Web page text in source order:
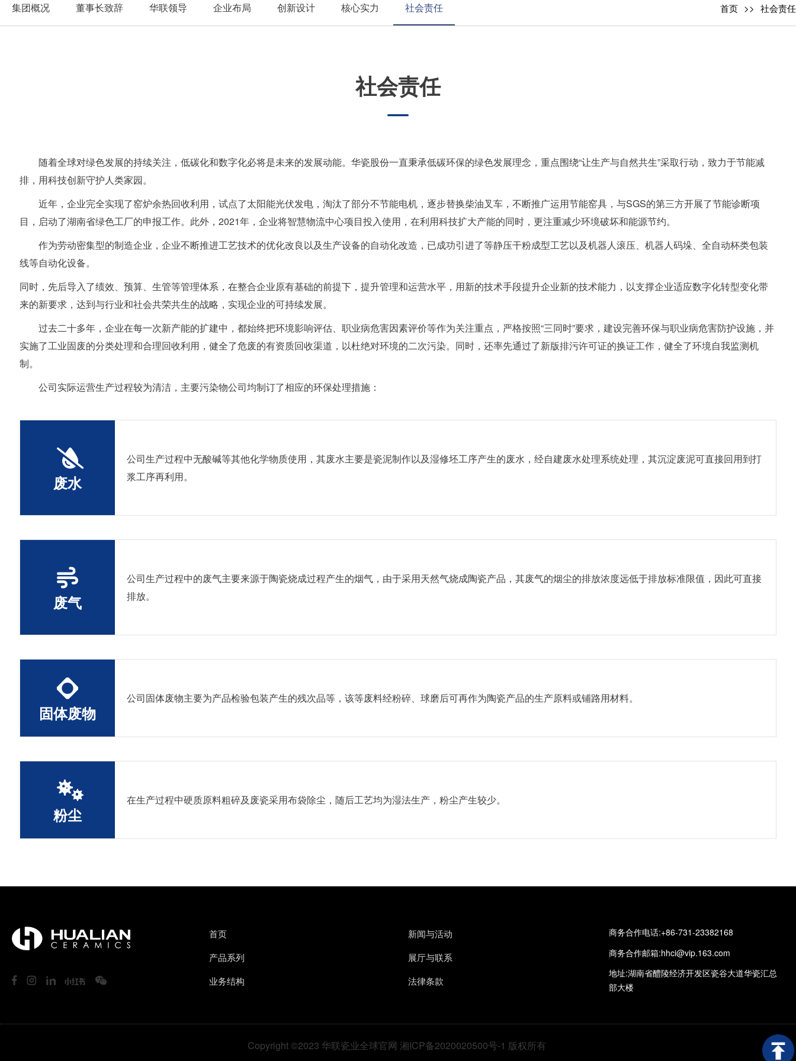
集团概况 董事长致辞 华联领导 企业布局 创新设计 核心实力 社会责任 首页 社会责任
社会责任
随着全球对绿色发展的持续关注，低碳化和数字化必将是未来的发展动能。华瓷股份一直秉承低碳环保的绿色发展理念，重点围绕“让生产与自然共生”采取行动，致力于节能减
排，用科技创新守护人类家园。
近年，企业完全实现了窑炉余热回收利用，试点了太阳能光伏发电，淘汰了部分不节能电机，逐步替换柴油叉车，不断推广运用节能窑具，与SGS的第三方开展了节能诊断项
目，启动了湖南省绿色工厂的申报工作。此外，2021年，企业将智慧物流中心项目投入使用，在利用科技扩大产能的同时，更注重减少环境破坏和能源节约。
作为劳动密集型的制造企业，企业不断推进工艺技术的优化改良以及生产设备的自动化改造，已成功引进了等静压干粉成型工艺以及机器人滚压、机器人码垛、全自动杯类包装
线等自动化设备。
同时，先后导入了绩效、预算、生管等管理体系，在整合企业原有基础的前提下，提升管理和运营水平，用新的技术手段提升企业新的技术能力，以支撑企业适应数字化转型变化带
来的新要求，达到与行业和社会共荣共生的战略，实现企业的可持续发展。
过去二十多年，企业在每一次新产能的扩建中，都始终把环境影响评估、职业病危害因素评价等作为关注重点，严格按照“三同时”要求，建设完善环保与职业病危害防护设施，并
实施了工业固废的分类处理和合理回收利用，健全了危废的有资质回收渠道，以杜绝对环境的二次污染。同时，还率先通过了新版排污许可证的换证工作，健全了环境自我监测机
制。
公司实际运营生产过程较为清洁，主要污染物公司均制订了相应的环保处理措施：
废水
公司生产过程中无酸碱等其他化学物质使用，其废水主要是瓷泥制作以及湿修坯工序产生的废水，经自建废水处理系统处理，其沉淀废泥可直接回用到打
浆工序再利用。
废气
公司生产过程中的废气主要来源于陶瓷烧成过程产生的烟气，由于采用天然气烧成陶瓷产品，其废气的烟尘的排放浓度远低于排放标准限值，因此可直接
排放。
固体废物
公司固体废物主要为产品检验包装产生的残次品等，该等废料经粉碎、球磨后可再作为陶瓷产品的生产原料或铺路用材料。
粉尘
在生产过程中硬质原料粗碎及废瓷采用布袋除尘，随后工艺均为湿法生产，粉尘产生较少。
首页
产品系列
业务结构
新闻与活动
展厅与联系
法律条款
商务合作电话:+86-731-23382168
商务合作邮箱:hhci@vip.163.com
地址:湖南省醴陵经济开发区瓷谷大道华瓷汇总
部大楼
Copyright ©2023 华联瓷业全球官网 湘ICP备2020020500号-1 版权所有